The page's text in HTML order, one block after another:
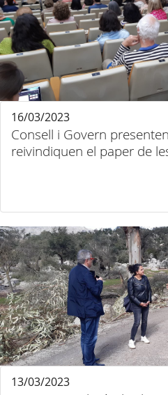
Consell i Govern
reivindiquen el paper de
16/03/2023
13/03/2023